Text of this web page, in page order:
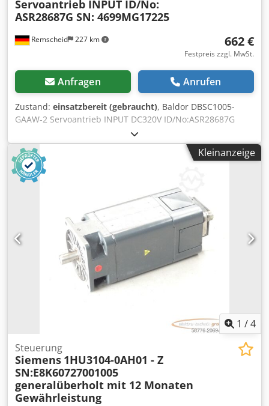
Remscheid 227 km
Servoantrieb INPUT ID/No:
ASR28687G SN: 4699MG17225
662 €
Festpreis zzgl. MwSt.
Anfragen Anrufen
Zustand: einsatzbereit (gebraucht), Baldor DBSC1005-
GAAW-2 Servoantrieb INPUT DC320V ID/No:ASR28687G
Seriennummer: 4699MG17225,gebraucht, guter
Erhaltungszustand, 100% funktionsfähig, Lieferumfang
gem. Fotos Dwedjy Np Dkjpfx Ab Toa
Kleinanzeige
1 /4
Steuerung
Siemens 1HU3104-0AH01 - Z
SN:E8K60727001005
generalüberholt mit 12 Monaten
Gewährleistung